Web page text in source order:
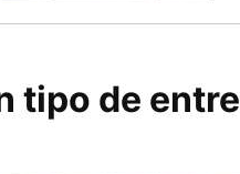
tipo de